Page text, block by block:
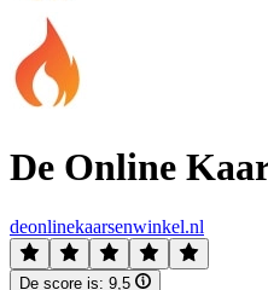
De Online
deonlinekaarsenwinkel.nl
De score is: 9,5